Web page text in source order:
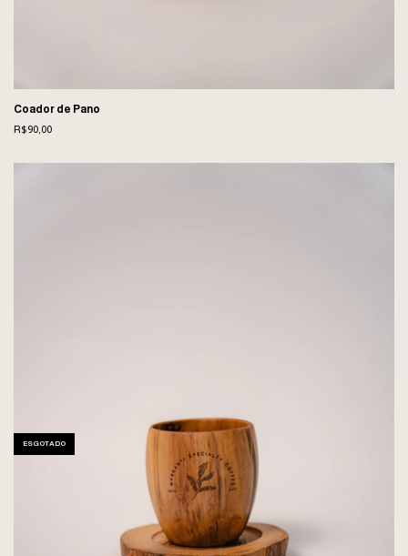
Coador de Pano
R$90,00
ESGOTADO